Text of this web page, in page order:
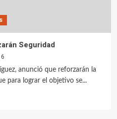
Seguridad
anunció que reforzarán la
para lograr el objetivo se...